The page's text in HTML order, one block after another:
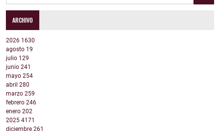
ARCHIVO
2026 1630
agosto 19
julio 129
junio 241
mayo 254
abril 280
marzo 259
febrero 246
enero 202
2025 4171
diciembre 261